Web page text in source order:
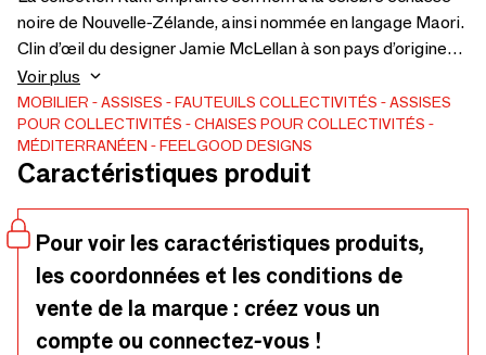
noire de Nouvelle-Zélande, ainsi nommée en langage Maori.
Clin d’œil du designer Jamie McLellan à son pays d’origine
qui rend aussi hommage à cette espèce endémique en voie
de disparition.Tout comme leur homonyme à plumes, les
sièges de la collection Kakī se distinguent par la fine
silhouette de leur piétement réalisé en acier thermolaqué.
Dessiné en porte-à-faux, il apporte une touche d’originalité
à l’assise en rotin tissée par des mains expertes.
Voir plus
MOBILIER ASSISES FAUTEUILS COLLECTIVITÉS
ASSISES
POUR COLLECTIVITÉS
CHAISES POUR COLLECTIVITÉS
MÉDITERRANÉEN
FEELGOOD DESIGNS
Caractéristiques produit
Pour voir les caractéristiques produits,
les coordonnées et les conditions de
vente de la marque : créez vous un
compte ou connectez-vous !